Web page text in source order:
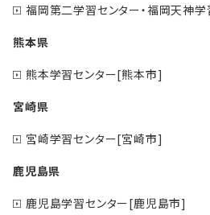
福岡第二学習センター・福岡天神
熊本県
熊本学習センター[熊本市]
宮崎県
宮崎学習センター[宮崎市]
鹿児島県
鹿児島学習センター[鹿児島市]